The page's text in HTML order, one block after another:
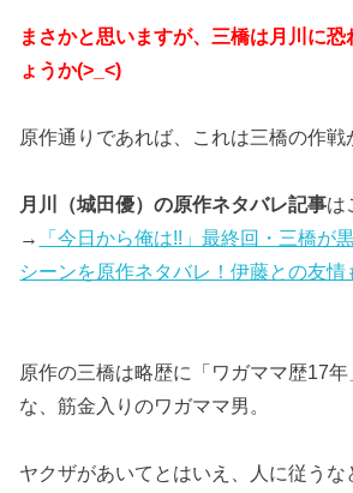
まさかと思いますが、三橋は月川に恐
ょうか(>_<)
原作通りであれば、これは三橋の作戦
月川（城田優）の原作ネタバレ記事は
→
「今日から俺は!!」最終回・三橋が
シーンを原作ネタバレ！伊藤との友情
原作の三橋は略歴に「ワガママ歴17年
な、筋金入りのワガママ男。
ヤクザがあいてとはいえ、人に従うな